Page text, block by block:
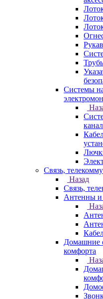
Системы
Связь,
Назад
Связь,
Антенны и
Домашние
комфорта